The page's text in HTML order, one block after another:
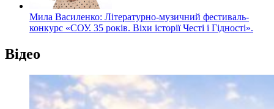
Мила Василенко: Літературно-музичний фестиваль-
конкурс «СОУ. 35 років. Віхи історії Честі і Гідності».
Відео